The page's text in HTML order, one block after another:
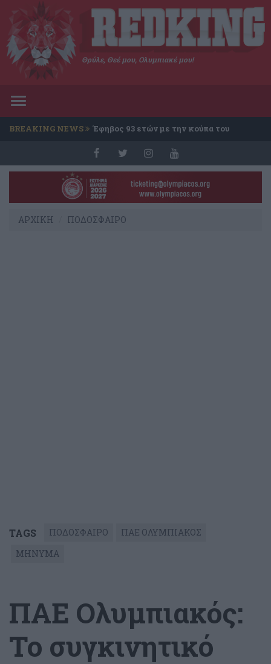
Θρύλε, Θεέ μου, Ολυμπιακέ μου!
Toggle
BREAKING NEWS Έφηβος 93 ετών με την κούπα του
ΑΡΧΙΚΗ ΠΟΔΟΣΦΑΙΡΟ
TAGS ΠΟΔΟΣΦΑΙΡΟ
ΠΑΕ ΟΛΥΜΠΙΑΚΟΣ
ΜΗΝΥΜΑ
ΠΑΕ Ολυμπιακός:
Το συγκινητικό